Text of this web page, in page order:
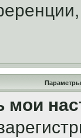
Параметры
мои